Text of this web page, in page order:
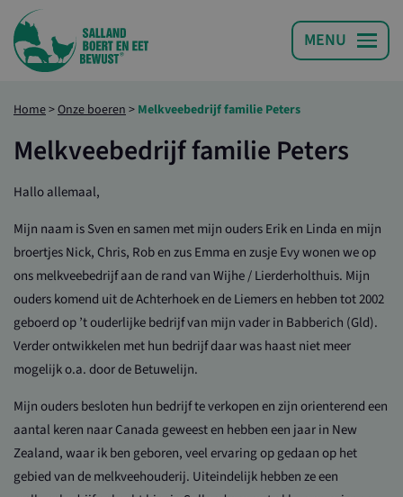
Home>Onze boeren > Melkveebedrijf familie Peters
Melkveebedrijf familie Peters
Hallo allemaal,
Mijn naam is Sven en samen met mijn ouders Erik en Linda en mijn
broertjes Nick, Chris, Rob en zus Emma en zusje Evy wonen we op
ons melkveebedrijf aan de rand van Wijhe / Lierderholthuis. Mijn
ouders komend uit de Achterhoek en de Liemers en hebben tot 2002
geboerd op ’t ouderlijke bedrijf van mijn vader in Babberich (Gld).
Verder ontwikkelen met hun bedrijf daar was haast niet meer
mogelijk o.a. door de Betuwelijn.
Mijn ouders besloten hun bedrijf te verkopen en zijn orienterend een
aantal keren naar Canada geweest en hebben een jaar in New
Zealand, waar ik ben geboren, veel ervaring op gedaan op het
gebied van de melkveehouderij. Uiteindelijk hebben ze een